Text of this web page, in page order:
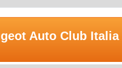
Auto Club Italia